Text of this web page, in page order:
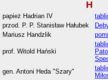
H
papież Hadrian IV
przod. P. P. Stanisław Hałubek
Mariusz Handzlik
prof. Witold Hański
gen. Antoni Heda "Szary"